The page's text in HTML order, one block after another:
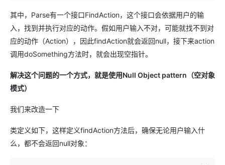
其中，Parse有一个接口FindAction，这个接口会依据用户的输
入，找到并执行对应的动作。假如用户输入不对，可能就找不到对
应的动作（Action），因此findAction就会返回null，接下来action
调用doSomething方法时，就会出现空指针。
解决这个问题的一个方式，就是使用Null Object pattern（空对象
模式）
我们来改造一下
类定义如下，这样定义findAction方法后，确保无论用户输入什
么，都不会返回null对象：